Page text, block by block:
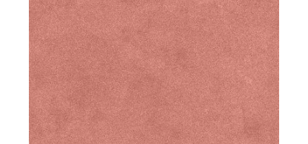
Соответствие ДСТУ подтверждается сертификатами, что
дает и строителям, и коммунальщикам, и частным
заказчикам Днепра уверенность в долгосрочной
эксплуатации тротуарного покрытия.
Прямая поставка в Днепр:
логистика, которая работает
по вашему графику